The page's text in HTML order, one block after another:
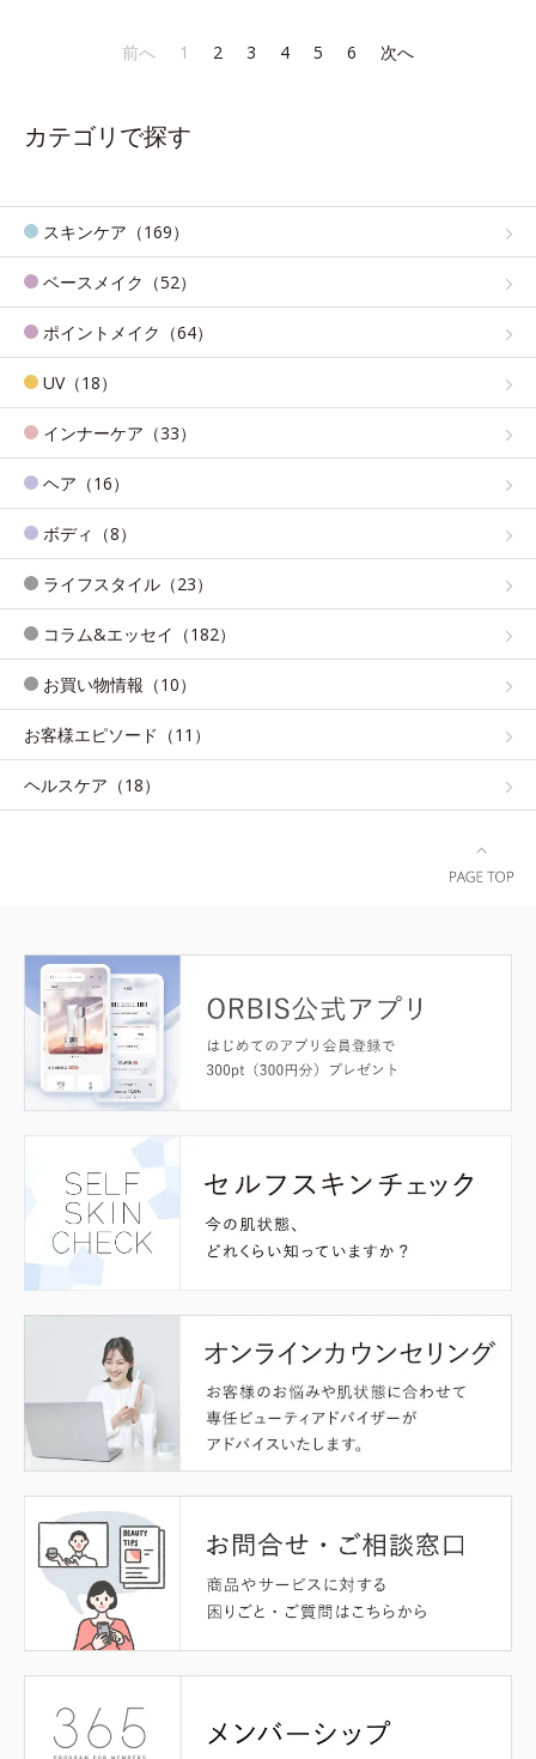
前へ 1 2 3 4 5 6 次へ
カテゴリで探す
スキンケア（169）
ベースメイク（52）
ポイントメイク（64）
UV（18）
インナーケア（33）
ヘア（16）
ボディ（8）
ライフスタイル（23）
コラム&エッセイ（182）
お買い物情報（10）
お客様エピソード（11）
ヘルスケア（18）